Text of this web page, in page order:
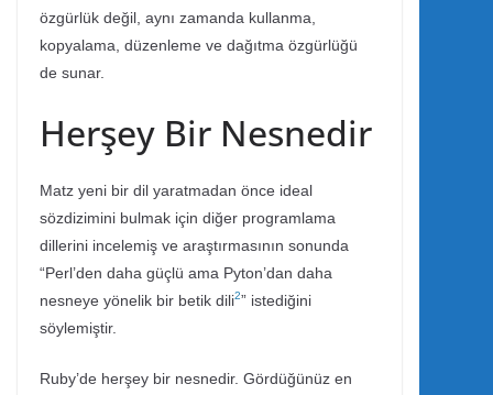
özgürlük değil, aynı zamanda kullanma,
kopyalama, düzenleme ve dağıtma özgürlüğü
de sunar.
Herşey Bir Nesnedir
Matz yeni bir dil yaratmadan önce ideal
sözdizimini bulmak için diğer programlama
dillerini incelemiş ve araştırmasının sonunda
“Perl’den daha güçlü ama Pyton’dan daha
nesneye yönelik bir betik dili2” istediğini
söylemiştir.
Ruby’de herşey bir nesnedir. Gördüğünüz en